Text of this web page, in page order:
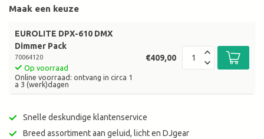
Maak een keuze
EUROLITE DPX-610 DMX
Dimmer Pack
70064120
Op voorraad
Online voorraad: ontvang in circa 1
a 3 (werk)dagen
€409,00
Snelle deskundige klantenservice
Breed assortiment aan geluid, licht en DJgear